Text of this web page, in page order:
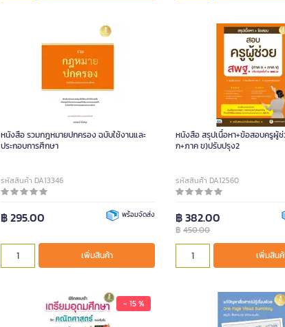
หนังสือ รวมกฎหมายปกครอง ฉบับใช้งานและ
ประกอบการศึกษา
รหัสสินค้า DA13346
฿ 295.00 พร้อมจัดส่ง
เพิ่มสินค้า
หนังสือ สรุปเนื้อหา+ข้อสอบครูผู้
ก+ภาค ข)ปรับปรุง2
รหัสสินค้า DA12560
฿ 382.00
฿450.00
เพิ่มสิน
- 15 %